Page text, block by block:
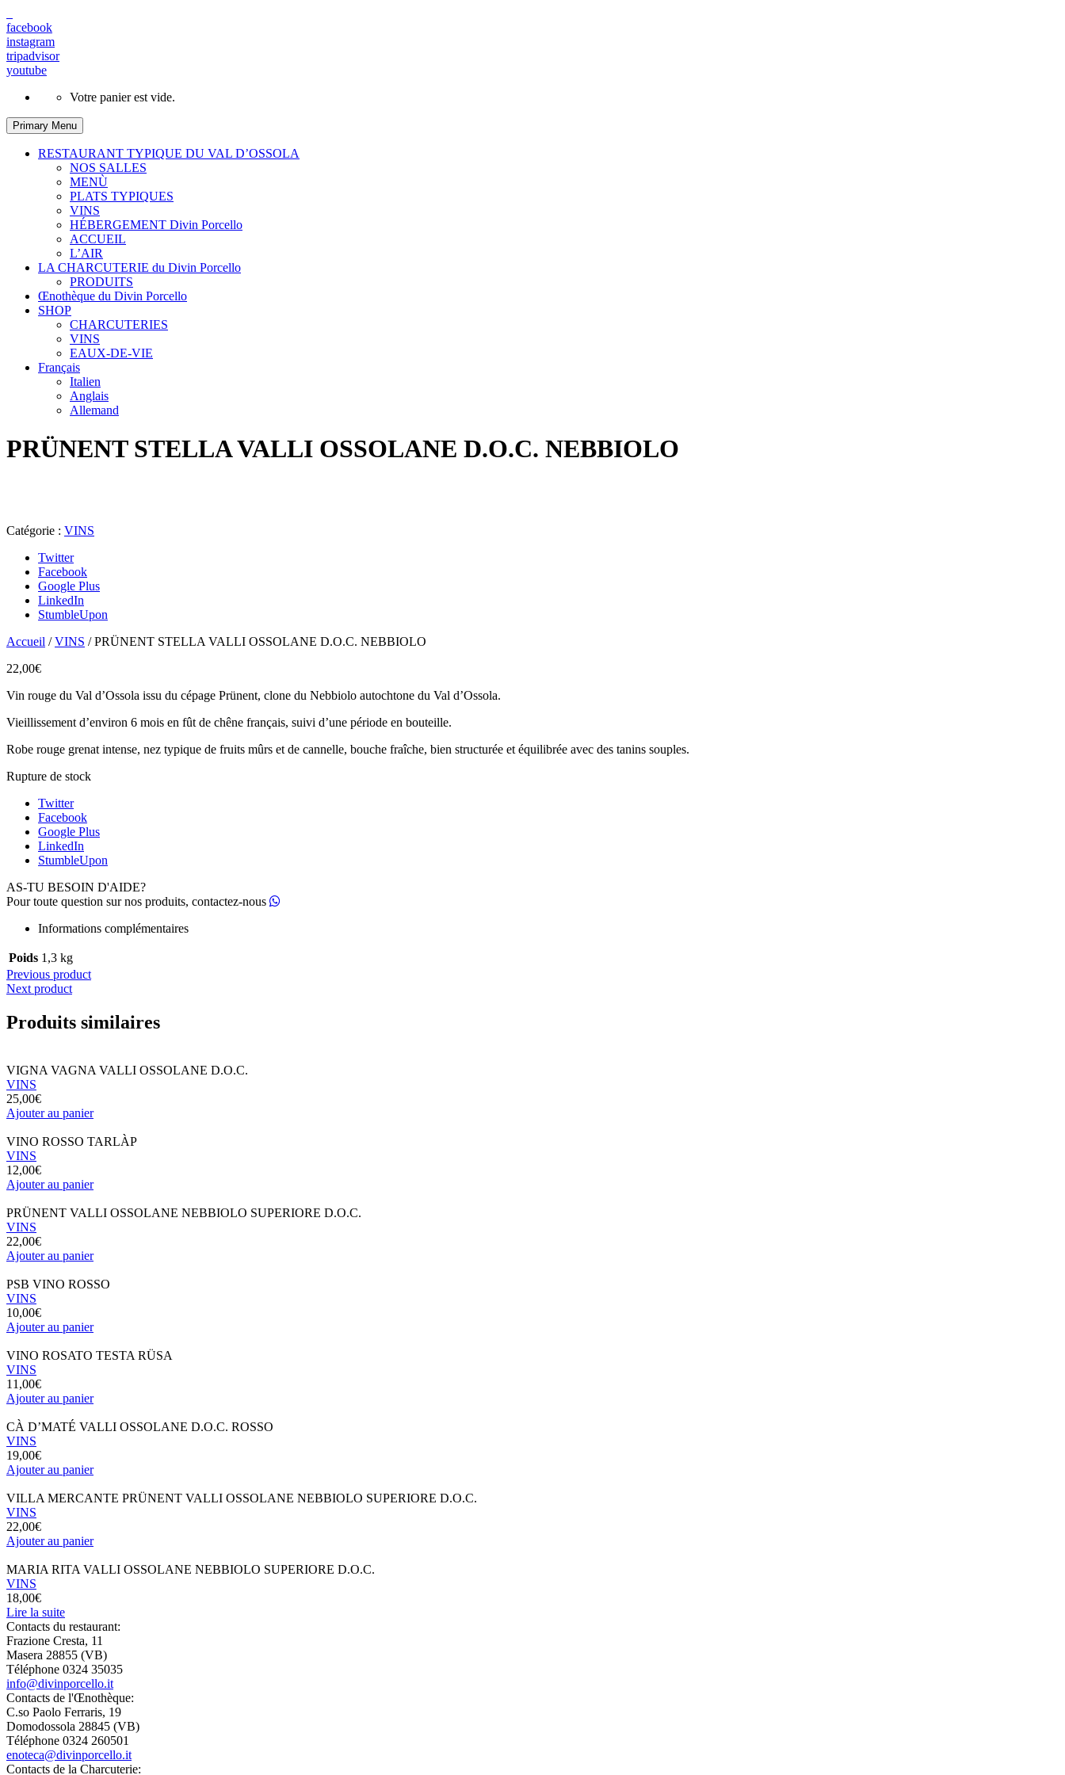
facebook
instagram
tripadvisor
youtube
Votre panier est vide.
Primary Menu
RESTAURANT TYPIQUE DU VAL D’OSSOLA
NOS SALLES
MENÙ
PLATS TYPIQUES
VINS
HÉBERGEMENT Divin Porcello
ACCUEIL
L’AIR
LA CHARCUTERIE du Divin Porcello
PRODUITS
Œnothèque du Divin Porcello
SHOP
CHARCUTERIES
VINS
EAUX-DE-VIE
Français
Italien
Anglais
Allemand
PRÜNENT STELLA VALLI OSSOLANE D.O.C. NEBBIOLO
Catégorie : VINS
Twitter
Facebook
Google Plus
LinkedIn
StumbleUpon
Accueil /VINS / PRÜNENT STELLA VALLI OSSOLANE D.O.C. NEBBIOLO
22,00€
Vin rouge du Val d’Ossola issu du cépage Prünent, clone du Nebbiolo autochtone du Val d’Ossola.
Vieillissement d’environ 6 mois en fût de chêne français, suivi d’une période en bouteille.
Robe rouge grenat intense, nez typique de fruits mûrs et de cannelle, bouche fraîche, bien structurée et équilibrée avec des tanins souples.
Rupture de stock
Twitter
Facebook
Google Plus
LinkedIn
StumbleUpon
AS-TU BESOIN D'AIDE?
Pour toute question sur nos produits, contactez-nous
Informations complémentaires
Poids 1,3 kg
Previous product
Next product
Produits similaires
VIGNA VAGNA VALLI OSSOLANE D.O.C.
VINS
25,00€
Ajouter au panier
VINO ROSSO TARLÀP
VINS
12,00€
Ajouter au panier
PRÜNENT VALLI OSSOLANE NEBBIOLO SUPERIORE D.O.C.
VINS
22,00€
Ajouter au panier
PSB VINO ROSSO
VINS
10,00€
Ajouter au panier
VINO ROSATO TESTA RÜSA
VINS
11,00€
Ajouter au panier
CÀ D’MATÉ VALLI OSSOLANE D.O.C. ROSSO
VINS
19,00€
Ajouter au panier
VILLA MERCANTE PRÜNENT VALLI OSSOLANE NEBBIOLO SUPERIORE D.O.C.
VINS
22,00€
Ajouter au panier
MARIA RITA VALLI OSSOLANE NEBBIOLO SUPERIORE D.O.C.
VINS
18,00€
Lire la suite
Contacts du restaurant:
Frazione Cresta, 11
Masera 28855 (VB)
Téléphone 0324 35035
info@divinporcello.it
Contacts de l'Œnothèque:
C.so Paolo Ferraris, 19
Domodossola 28845 (VB)
Téléphone 0324 260501
enoteca@divinporcello.it
Contacts de la Charcuterie: